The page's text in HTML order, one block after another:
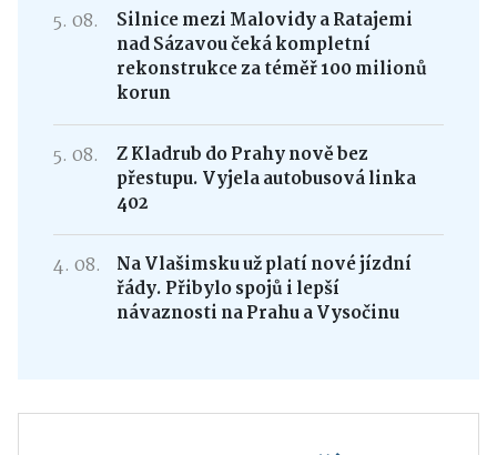
5. 08.
Silnice mezi Malovidy a Ratajemi
nad Sázavou čeká kompletní
rekonstrukce za téměř 100 milionů
korun
5. 08.
Z Kladrub do Prahy nově bez
přestupu. Vyjela autobusová linka
402
4. 08.
Na Vlašimsku už platí nové jízdní
řády. Přibylo spojů i lepší
návaznosti na Prahu a Vysočinu